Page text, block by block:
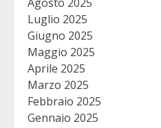
Luglio 2025
Giugno 2025
Maggio 2025
Aprile 2025
Marzo 2025
Febbraio 2025
Gennaio 2025